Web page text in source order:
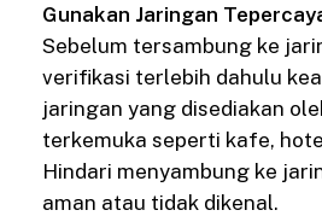
Gunakan Jaringan
Sebelum tersambung ke
verifikasi terlebih dahulu
jaringan yang disediakan
terkemuka seperti kafe,
Hindari menyambung ke
aman atau tidak dikenal.